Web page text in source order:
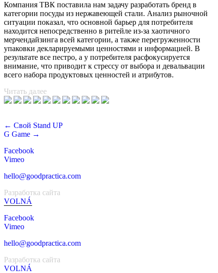
Компания ТВК поставила нам задачу разработать бренд в
категории посуды из нержавеющей стали. Анализ рыночной
ситуации показал, что основной барьер для потребителя
находится непосредственно в ритейле из-за хаотичного
мерчендайзинга всей категории, а также перегруженности
упаковки декларируемыми ценностями и информацией. В
результате все пестро, а у потребителя расфокусируется
внимание, что приводит к стрессу от выбора и девальвации
всего набора продуктовых ценностей и атрибутов.
Читать далее
← Свой Stand UP
G Game →
Facebook
Vimeo
hello@goodpractica.com
Разработка сайта
VOLNÁ
Facebook
Vimeo
hello@goodpractica.com
Разработка сайта
VOLNÁ